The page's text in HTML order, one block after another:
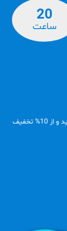
20
ساعت‌
همین الان با پشتیبانی قالیشویی مرکزی تماس بگیرید و از 10% تخفیف